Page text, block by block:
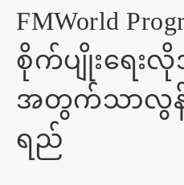
FMWorld
စိုက်ပျိုးရေး
အတွက်သာလွန်
ရည်